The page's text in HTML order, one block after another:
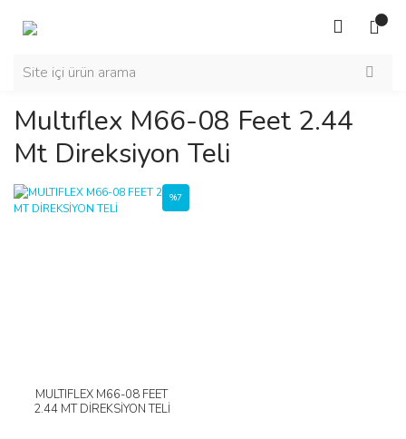
Multıflex M66-08 Feet 2.44
Mt Direksiyon Teli
MULTIFLEX M66-08 FEET
2.44 MT DİREKSİYON TELİ
%7